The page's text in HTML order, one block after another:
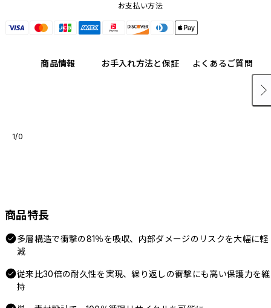
お支払い方法
商品情報 お手入れ方法と保証 よくあるご質問
1/0
商品特長
多層構造で衝撃の81％を吸収、内部ダメージのリスクを大幅に軽
減
従来比30倍の耐久性を実現、繰り返しの衝撃にも高い保護力を維
持